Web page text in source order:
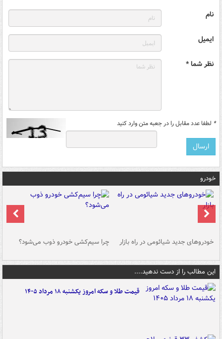
نام
ایمیل
نظر شما *
* لطفا عدد مقابل را در جعبه متن وارد کنید
خودرو
خودروهای جدید شیائومی در راه بازار چرا سیم‌کشی خودرو ذوب می‌شود؟
این مطالب را از دست ندهید....
قیمت طلا و سکه امروز یکشنبه ۱۸ مرداد ۱۴۰۵